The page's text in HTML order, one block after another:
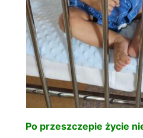
Po przeszczepie życie